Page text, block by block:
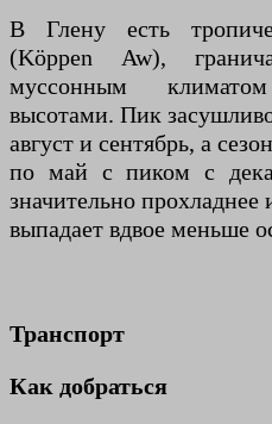
В Глену есть
(Köppen Aw),
муссонным
высотами. Пик
август и сентябрь, а
по май с пиком с
значительно
выпадает вдвое меньше
Транспорт
Как добраться